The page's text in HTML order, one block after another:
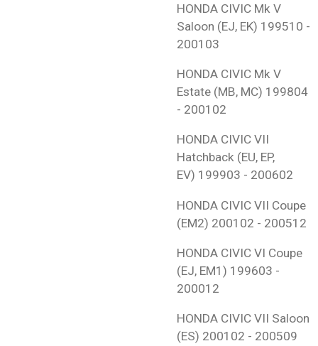
HONDA CIVIC Mk V
Saloon (EJ, EK) 199510 -
200103
HONDA CIVIC Mk V
Estate (MB, MC) 199804
- 200102
HONDA CIVIC VII
Hatchback (EU, EP,
EV) 199903 - 200602
HONDA CIVIC VII Coupe
(EM2) 200102 - 200512
HONDA CIVIC VI Coupe
(EJ, EM1) 199603 -
200012
HONDA CIVIC VII Saloon
(ES) 200102 - 200509